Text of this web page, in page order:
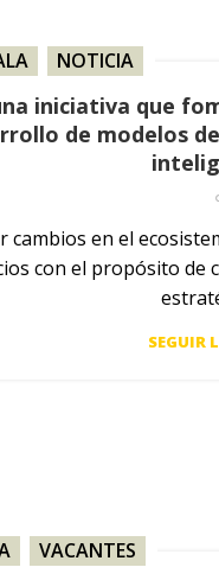
NOTICIA
iniciativa que
de modelos
cambios en el
con el propósito de
SEGUIR
VACANTES